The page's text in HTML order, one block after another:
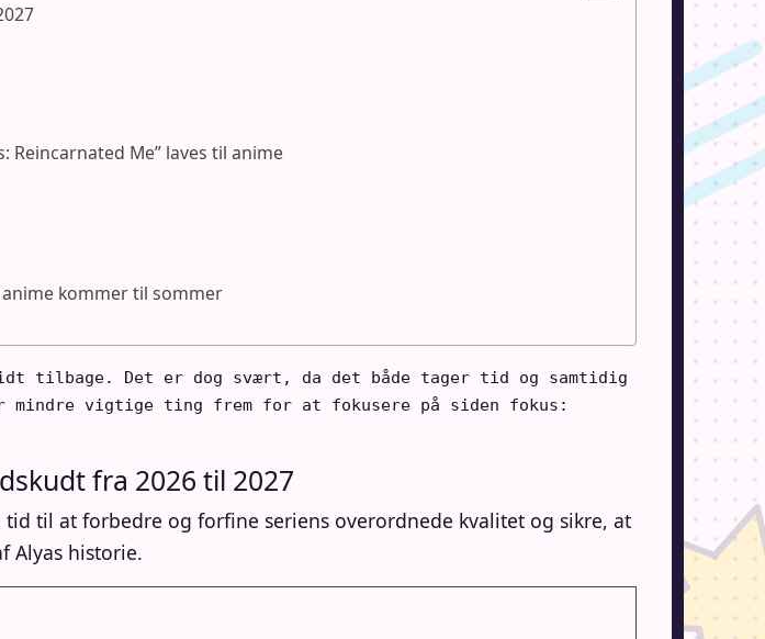
Reincarnated Me” laves til anime
anime kommer til sommer
tilbage. Det er dog svært, da det både tager tid og samtidig
vigtige ting frem for at fokusere på siden fokus:
fra 2026 til 2027
til at forbedre og forfine seriens overordnede kvalitet og sikre, at
Alyas historie.